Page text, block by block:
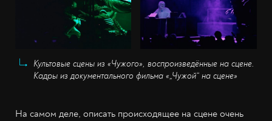
Культовые сцены из «Чужого», воспроизведённые на сцене.
Кадры из документального фильма «„Чужой“ на сцене»
На самом деле, описать происходящее на сцене очень